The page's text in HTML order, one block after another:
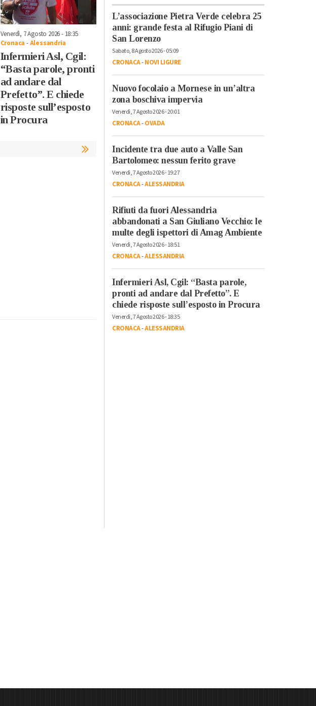
Venerdì, 7 Agosto 2026 - 18:35
Cronaca -Alessandria
Infermieri Asl, Cgil:
“Basta parole, pronti
ad andare dal
Prefetto”. E chiede
risposte sull’esposto
in Procura
Venerdì, 31 Luglio 2026 - 07:48
Cronaca-Sport- Alessandria
Addio a Franco
Baresi: leggenda del
Milan e della
Nazionale, eterno
esempio dei valori
dello sport
ritrovare Destiny
L’associazione Pietra Verde celebra 25
anni: grande festa al Rifugio Piani di
San Lorenzo
Sabato, 8 Agosto 2026 - 05:09
CRONACA-NOVI LIGURE
Nuovo focolaio a Mornese in un’altra
zona boschiva impervia
Venerdì, 7 Agosto 2026 - 20:01
CRONACA-OVADA
Incidente tra due auto a Valle San
Bartolomeo: nessun ferito grave
Venerdì, 7 Agosto 2026 - 19:27
CRONACA-ALESSANDRIA
Rifiuti da fuori Alessandria
abbandonati a San Giuliano Vecchio: le
multe degli ispettori di Amag Ambiente
Venerdì, 7 Agosto 2026 - 18:51
CRONACA-ALESSANDRIA
Infermieri Asl, Cgil: “Basta parole,
pronti ad andare dal Prefetto”. E
chiede risposte sull’esposto in Procura
Venerdì, 7 Agosto 2026 - 18:35
CRONACA-ALESSANDRIA